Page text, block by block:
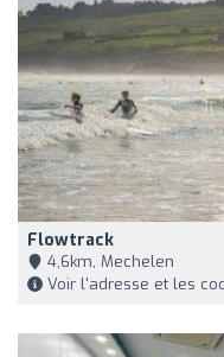
Flowtrack
4,6km, Mechelen
Voir l'adresse et les